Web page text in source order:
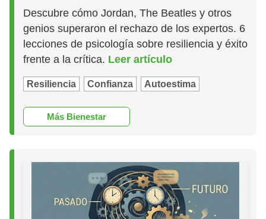
Descubre cómo Jordan, The Beatles y otros
genios superaron el rechazo de los expertos. 6
lecciones de psicología sobre resiliencia y éxito
frente a la crítica. Leer artículo
Resiliencia Confianza Autoestima
Más Bienestar